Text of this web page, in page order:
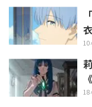
愕
10
開
18